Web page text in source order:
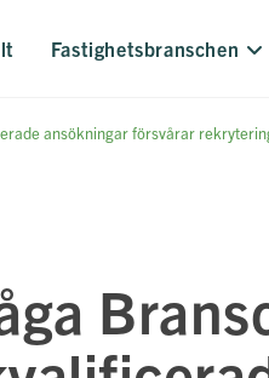
Fastighetsbranschen
ansökningar försvårar